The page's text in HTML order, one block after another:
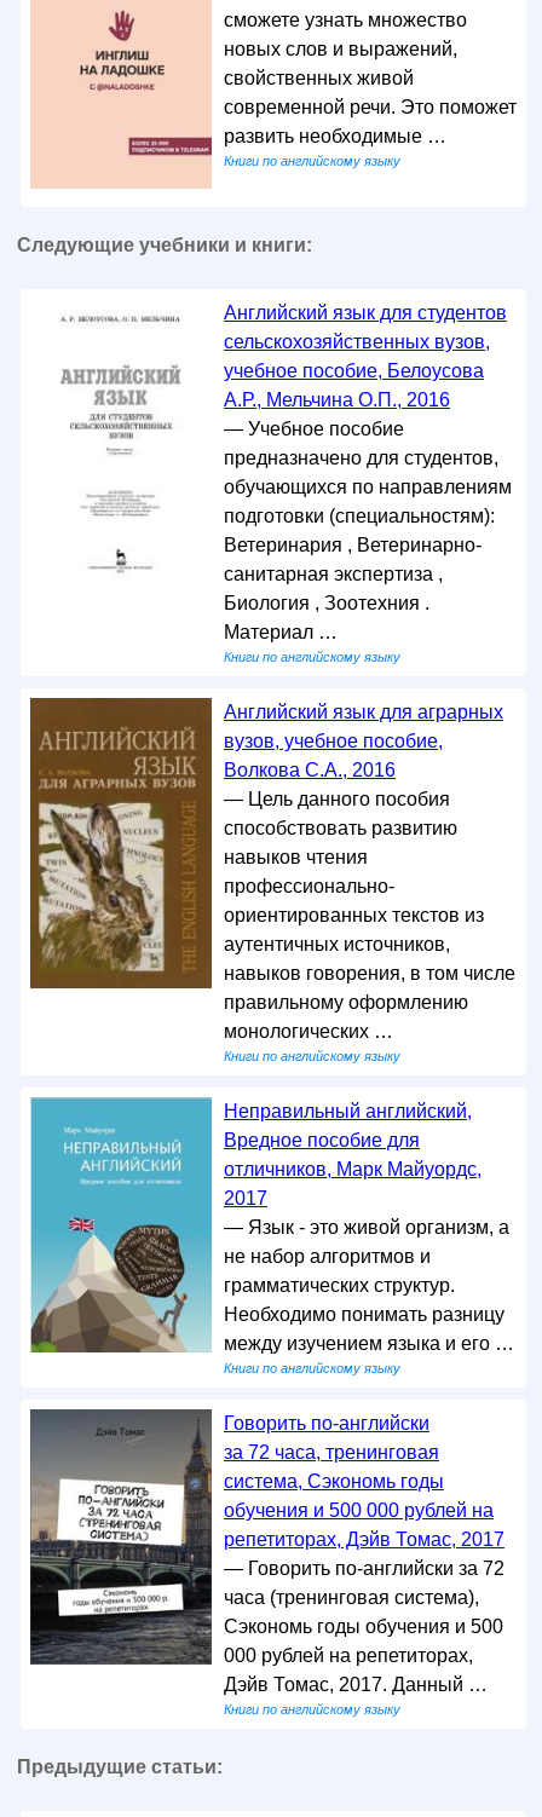
сможете узнать множество
новых слов и выражений,
свойственных живой
современной речи. Это поможет
развить необходимые …
Книги по английскому языку
Следующие учебники и книги:
Английский язык для студентов
сельскохозяйственных вузов,
учебное пособие, Белоусова
А.Р., Мельчина О.П., 2016
— Учебное пособие
предназначено для студентов,
обучающихся по направлениям
подготовки (специальностям):
Ветеринария , Ветеринарно-
санитарная экспертиза ,
Биология , Зоотехния .
Материал …
Книги по английскому языку
Английский язык для аграрных
вузов, учебное пособие,
Волкова С.А., 2016
— Цель данного пособия
способствовать развитию
навыков чтения
профессионально-
ориентированных текстов из
аутентичных источников,
навыков говорения, в том числе
правильному оформлению
монологических …
Книги по английскому языку
Неправильный английский,
Вредное пособие для
отличников, Марк Майуордс,
2017
— Язык - это живой организм, а
не набор алгоритмов и
грамматических структур.
Необходимо понимать разницу
между изучением языка и его …
Книги по английскому языку
Говорить по-английски
за 72 часа, тренинговая
система, Сэкономь годы
обучения и 500 000 рублей на
репетиторах, Дэйв Томас, 2017
— Говорить по-английски за 72
часа (тренинговая система),
Сэкономь годы обучения и 500
000 рублей на репетиторах,
Дэйв Томас, 2017. Данный …
Книги по английскому языку
Предыдущие статьи: